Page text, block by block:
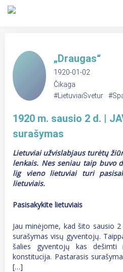
„Draugas“
1920-01-02
Čikaga
#LietuviaiSvetur
1920 m. sausio 2 d. |
surašymas
Lietuviai užvislabjaus turėtų
lenkais. Nes seniau taip buvo
lig vieno lietuviai turi
lietuviais.
Pasisakykite lietuviais
Jau minėjome, kad šito sausio
surašymas visų gyventojų.
šalies gyventojų kas dešimti
konstitucija. Pastarasis
[…]